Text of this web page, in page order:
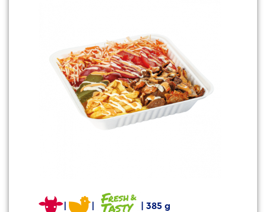
| 385 g